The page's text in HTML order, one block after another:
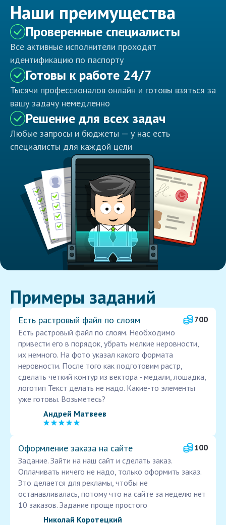
Наши преимущества
Проверенные специалисты
Все активные исполнители проходят
идентификацию по паспорту
Готовы к работе 24/7
Тысячи профессионалов онлайн и готовы взяться за
вашу задачу немедленно
Решение для всех задач
Любые запросы и бюджеты — у нас есть
специалисты для каждой цели
Примеры заданий
Есть растровый файл по слоям
700
Есть растровый файл по слоям. Необходимо
привести его в порядок, убрать мелкие неровности,
их немного. На фото указал какого формата
неровности. После того как подготовим растр,
сделать четкий контур из вектора - медали, лошадка,
логотип Текст делать не надо. Какие-то элементы
уже готовы. Возьметесь?
Андрей Матвеев
Оформление заказа на сайте
100
Задание. Зайти на наш сайт и сделать заказ.
Оплачивать ничего не надо, только оформить заказ.
Это делается для рекламы, чтобы не
останавливалась, потому что на сайте за неделю нет
10 заказов. Задание проще простого
Николай Коротецкий